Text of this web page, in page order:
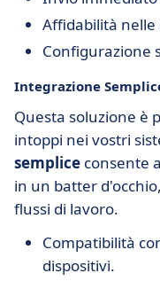
Affidabilità nelle
Configurazione
Integrazione
Questa soluzione è
intoppi nei vostri
semplice consente
in un batter
flussi di lavoro.
Compatibilità
dispositivi.